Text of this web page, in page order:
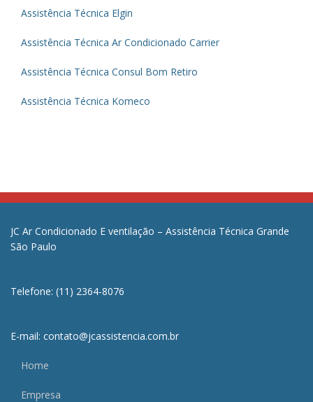
Assistência Técnica Elgin
Assistência Técnica Ar Condicionado Carrier
Assistência Técnica Consul Bom Retiro
Assistência Técnica Komeco
JC Ar Condicionado E ventilação – Assistência Técnica Grande
São Paulo
Telefone: (11) 2364-8076
E-mail: contato@jcassistencia.com.br
Home
Empresa